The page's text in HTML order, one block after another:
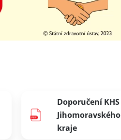
Doporučení KHS
Jihomoravského
kraje